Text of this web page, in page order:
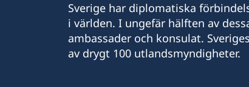
Sverige har diplomatiska
i världen. I ungefär hälften av
ambassader och konsulat.
av drygt 100 utlandsmyndigheter.